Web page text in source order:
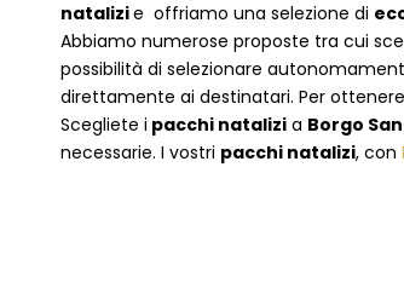
natalizie offriamo una selezione di
Abbiamo numerose proposte tra cui
possibilità di selezionare
direttamente ai destinatari. Per
Scegliete i pacchi natalizi a Borgo
necessarie. I vostri pacchi natalizi, con